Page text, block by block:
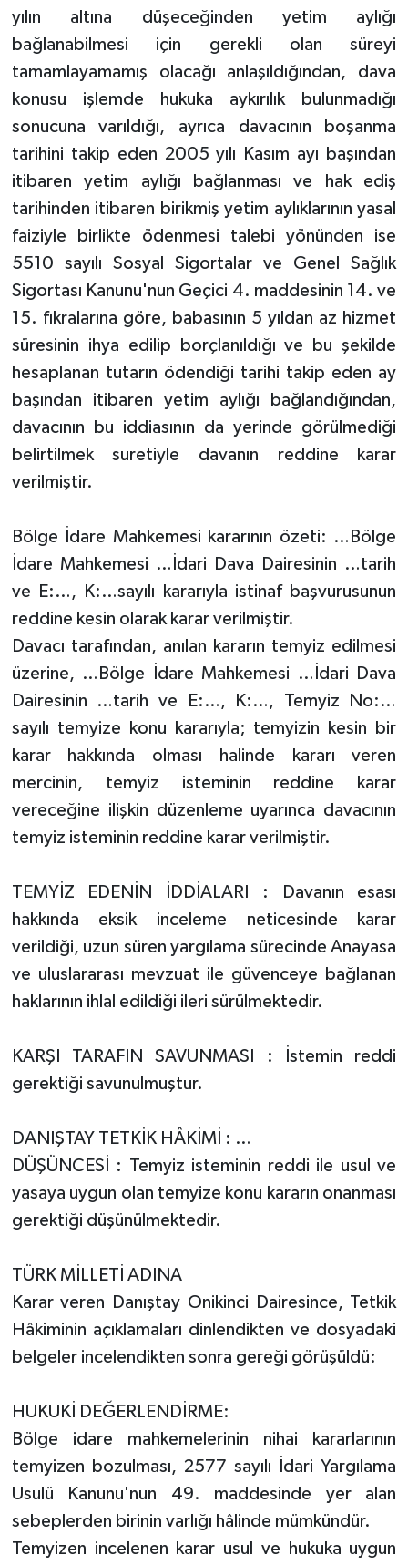
yılın altına düşeceğinden yetim aylığı
bağlanabilmesi için gerekli olan süreyi
tamamlayamamış olacağı anlaşıldığından, dava
konusu işlemde hukuka aykırılık bulunmadığı
sonucuna varıldığı, ayrıca davacının boşanma
tarihini takip eden 2005 yılı Kasım ayı başından
itibaren yetim aylığı bağlanması ve hak ediş
tarihinden itibaren birikmiş yetim aylıklarının yasal
faiziyle birlikte ödenmesi talebi yönünden ise
5510 sayılı Sosyal Sigortalar ve Genel Sağlık
Sigortası Kanunu'nun Geçici 4. maddesinin 14. ve
15. fıkralarına göre, babasının 5 yıldan az hizmet
süresinin ihya edilip borçlanıldığı ve bu şekilde
hesaplanan tutarın ödendiği tarihi takip eden ay
başından itibaren yetim aylığı bağlandığından,
davacının bu iddiasının da yerinde görülmediği
belirtilmek suretiyle davanın reddine karar
verilmiştir.
Bölge İdare Mahkemesi kararının özeti: …Bölge
İdare Mahkemesi …İdari Dava Dairesinin …tarih
ve E:…, K:…sayılı kararıyla istinaf başvurusunun
reddine kesin olarak karar verilmiştir.
Davacı tarafından, anılan kararın temyiz edilmesi
üzerine, …Bölge İdare Mahkemesi …İdari Dava
Dairesinin …tarih ve E:…, K:…, Temyiz No:…
sayılı temyize konu kararıyla; temyizin kesin bir
karar hakkında olması halinde kararı veren
mercinin, temyiz isteminin reddine karar
vereceğine ilişkin düzenleme uyarınca davacının
temyiz isteminin reddine karar verilmiştir.
TEMYİZ EDENİN İDDİALARI : Davanın esası
hakkında eksik inceleme neticesinde karar
verildiği, uzun süren yargılama sürecinde Anayasa
ve uluslararası mevzuat ile güvenceye bağlanan
haklarının ihlal edildiği ileri sürülmektedir.
KARŞI TARAFIN SAVUNMASI : İstemin reddi
gerektiği savunulmuştur.
DANIŞTAY TETKİK HÂKİMİ : …
DÜŞÜNCESİ : Temyiz isteminin reddi ile usul ve
yasaya uygun olan temyize konu kararın onanması
gerektiği düşünülmektedir.
TÜRK MİLLETİ ADINA
Karar veren Danıştay Onikinci Dairesince, Tetkik
Hâkiminin açıklamaları dinlendikten ve dosyadaki
belgeler incelendikten sonra gereği görüşüldü:
HUKUKİ DEĞERLENDİRME:
Bölge idare mahkemelerinin nihai kararlarının
temyizen bozulması, 2577 sayılı İdari Yargılama
Usulü Kanunu'nun 49. maddesinde yer alan
sebeplerden birinin varlığı hâlinde mümkündür.
Temyizen incelenen karar usul ve hukuka uygun